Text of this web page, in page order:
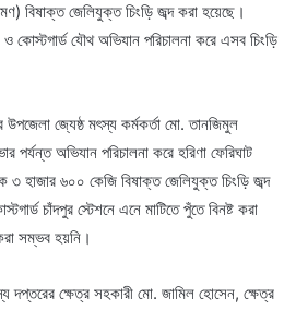
বিষাক্ত জেলিযুক্ত চিংড়ি জব্দ করা হয়েছে।
ও কোস্টগার্ড যৌথ অভিযান পরিচালনা করে এসব চিংড়ি
উপজেলা জ্যেষ্ঠ মৎস্য কর্মকর্তা মো. তানজিমুল
অভিযান পরিচালনা করে হরিণা ফেরিঘাট
৩ হাজার ৬০০ কেজি বিষাক্ত জেলিযুক্ত চিংড়ি জব্দ
চাঁদপুর স্টেশনে এনে মাটিতে পুঁতে বিনষ্ট করা
সম্ভব হয়নি।
দপ্তরের ক্ষেত্র সহকারী মো. জামিল হোসেন, ক্ষেত্র